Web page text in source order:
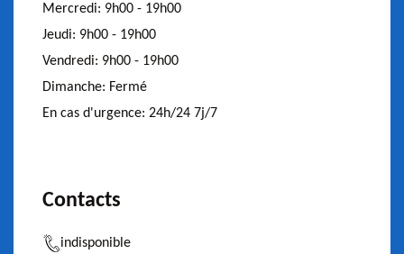
Mercredi: 9h00 - 19h00
Jeudi: 9h00 - 19h00
Vendredi: 9h00 - 19h00
Dimanche: Fermé
En cas d'urgence: 24h/24 7j/7
Contacts
indisponible